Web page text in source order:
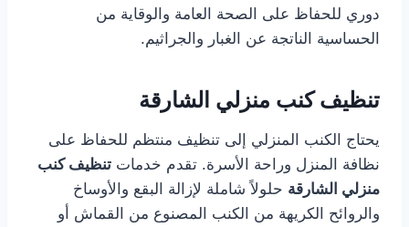
دوري للحفاظ على الصحة العامة والوقاية من
الحساسية الناتجة عن الغبار والجراثيم.
تنظيف كنب منزلي الشارقة
يحتاج الكنب المنزلي إلى تنظيف منتظم للحفاظ على
نظافة المنزل وراحة الأسرة. تقدم خدمات تنظيف كنب
منزلي الشارقة حلولاً شاملة لإزالة البقع والأوساخ
والروائح الكريهة من الكنب المصنوع من القماش أو